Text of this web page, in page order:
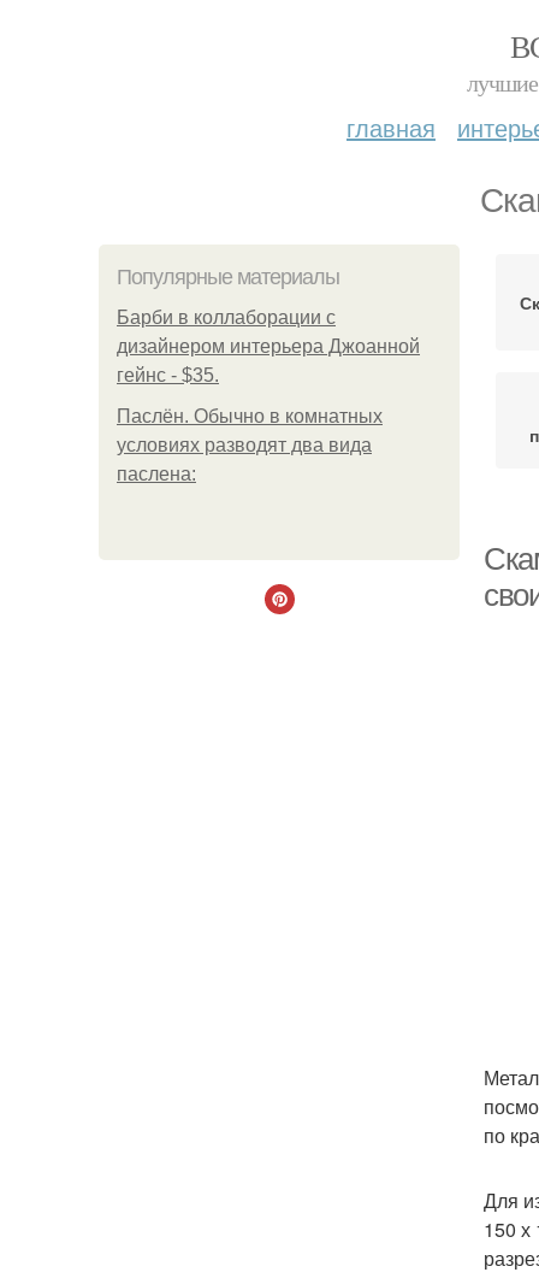
лучшие
главная
Популярные материалы
Барби в коллаборации с
дизайнером интерьера Джоанной
гейнс - $35.
Паслён. Обычно в комнатных
условиях разводят два вида
паслена:
по
Для
150 х